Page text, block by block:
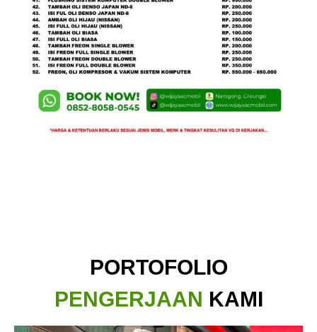
PORTOFOLIO
PENGERJAAN KAMI